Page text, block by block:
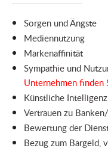
Sorgen und Ängste
Mediennutzung
Markenaffinität
Sympathie und
Unternehmen finden
Künstliche Intelligenz
Vertrauen zu
Bewertung der
Bezug zum Bargeld,